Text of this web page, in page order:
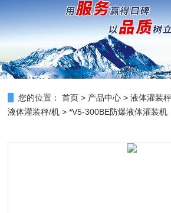
您的位置： 首页 > 产品中心 >液体灌装
液体灌装秤/机 > *V5-300BE防爆液体灌装机